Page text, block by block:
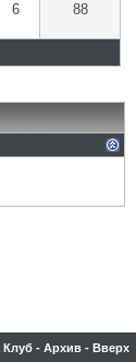
6 88
Клуб - Архив - Вверх